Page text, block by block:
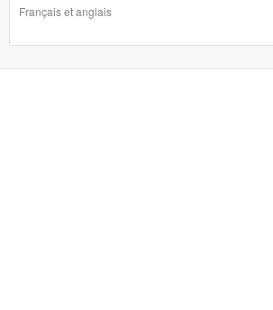
Français et anglais